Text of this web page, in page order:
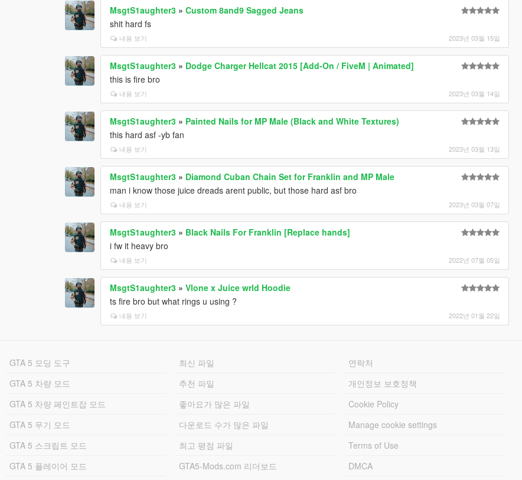
MsgtS1aughter3 »Custom 8and9 Sagged Jeans
shit hard fs
내용 보기 2023년 03월 15일
MsgtS1aughter3 » Dodge Charger Hellcat 2015 [Add-On / FiveM | Animated]
this is fire bro
내용 보기 2023년 03월 14일
MsgtS1aughter3 » Painted Nails for MP Male (Black and White Textures)
this hard asf -yb fan
내용 보기 2023년 03월 13일
MsgtS1aughter3 » Diamond Cuban Chain Set for Franklin and MP Male
man i know those juice dreads arent public, but those hard asf bro
내용 보기 2023년 03월 07일
MsgtS1aughter3 » Black Nails For Franklin [Replace hands]
i fw it heavy bro
내용 보기 2022년 07월 05일
MsgtS1aughter3 »Vlone x Juice wrld Hoodie
ts fire bro but what rings u using ?
내용 보기 2022년 01월 22일
GTA 5 모딩 도구
GTA 5 차량 모드
GTA 5 차량 페인트잡 모드
GTA 5 무기 모드
GTA 5 스크립트 모드
GTA 5 플레이어 모드
최신 파일
추천 파일
좋아요가 많은 파일
다운로드 수가 많은 파일
최고 평점 파일
GTA5-Mods.com 리더보드
연락처
개인정보 보호정책
Cookie Policy
Manage cookie settings
Terms of Use
DMCA